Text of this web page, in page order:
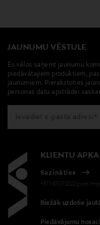
JAUNUMU VĒSTULE
Es vēlos saņemt jaunumu
piedāvātajiem produktiem,
jaunumiem. Pierakstoties
personas datu apstrādei
KLIENTU
Sazināties
+371 67071222(pvm/
Biežāk uzdotie
Piedāvājumu